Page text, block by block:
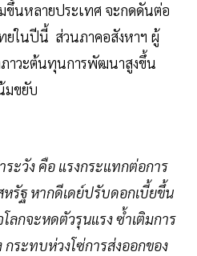
นหลายประเทศ จะกดดันต่อ
ยในปีนี้ ส่วนภาคอสังหาฯ ผู้
ภาวะต้นทุนการพัฒนาสูงขึ้น
มขยับ
ระวัง คือ แรงกระแทกต่อการ
หรัฐ หากดีเดย์ปรับดอกเบี้ยขึ้น
ลกจะหดตัวรุนแรง ซ้ำเติมการ
กระทบห่วงโซ่การส่งออกของ